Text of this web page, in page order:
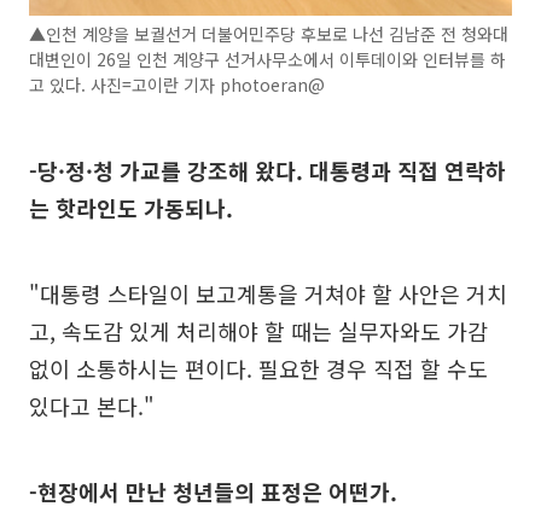
▲인천 계양을 보궐선거 더불어민주당 후보로 나선 김남준 전 청와대
대변인이 26일 인천 계양구 선거사무소에서 이투데이와 인터뷰를 하
고 있다. 사진=고이란 기자 photoeran@
-당·정·청 가교를 강조해 왔다. 대통령과 직접 연락하
는 핫라인도 가동되나.
"대통령 스타일이 보고계통을 거쳐야 할 사안은 거치
고, 속도감 있게 처리해야 할 때는 실무자와도 가감
없이 소통하시는 편이다. 필요한 경우 직접 할 수도
있다고 본다."
-현장에서 만난 청년들의 표정은 어떤가.